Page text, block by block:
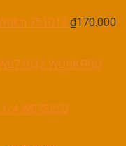
751019 ₫170.000
WORKPRO
4 W073250